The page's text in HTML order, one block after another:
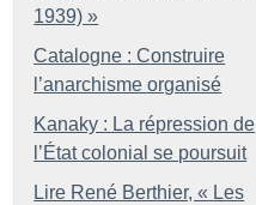
1939) »
Catalogne : Construire
l’anarchisme organisé
Kanaky : La répression de
l’État colonial se poursuit
Lire René Berthier, « Les